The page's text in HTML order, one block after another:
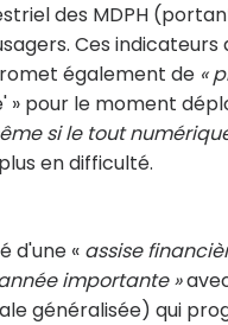
des MDPH
Ces
également de «
» pour le moment
si le tout
en difficulté.
d'une « assise
importante »
généralisée) qui